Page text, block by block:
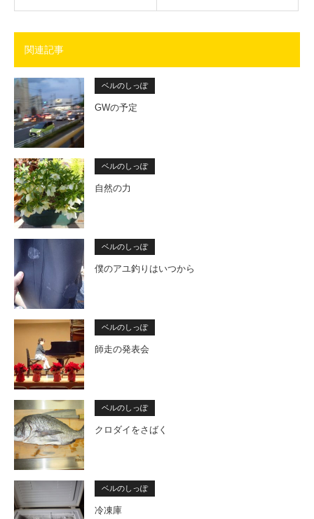
関連記事
ベルのしっぽ
GWの予定
ベルのしっぽ
自然の力
ベルのしっぽ
僕のアユ釣りはいつから
ベルのしっぽ
師走の発表会
ベルのしっぽ
クロダイをさばく
ベルのしっぽ
冷凍庫